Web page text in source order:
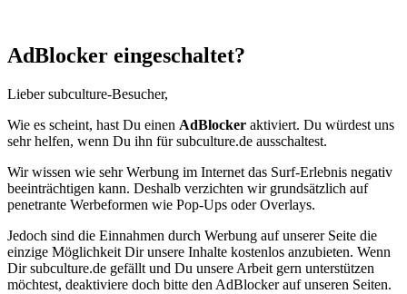
AdBlocker eingeschaltet?
Lieber subculture-Besucher,
Wie es scheint, hast Du einen AdBlocker aktiviert. Du würdest uns
sehr helfen, wenn Du ihn für subculture.de ausschaltest.
Wir wissen wie sehr Werbung im Internet das Surf-Erlebnis negativ
beeinträchtigen kann. Deshalb verzichten wir grundsätzlich auf
penetrante Werbeformen wie Pop-Ups oder Overlays.
Jedoch sind die Einnahmen durch Werbung auf unserer Seite die
einzige Möglichkeit Dir unsere Inhalte kostenlos anzubieten. Wenn
Dir subculture.de gefällt und Du unsere Arbeit gern unterstützen
möchtest, deaktiviere doch bitte den AdBlocker auf unseren Seiten.